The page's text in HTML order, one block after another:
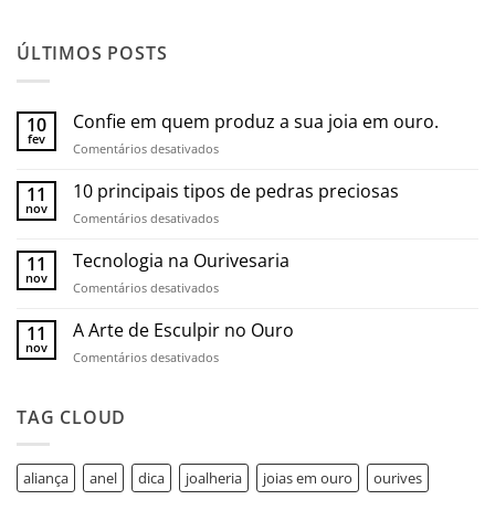
ÚLTIMOS POSTS
10
fev
Confie em quem produz a sua joia em ouro.
Comentários desativadosem
em
quem
produz
sua
em
11
nov
10 principais tipos de pedras preciosas
Comentários desativadosem
principais
tipos
de
preciosas
11
nov
Tecnologia na Ourivesaria
Comentários desativadosem
na
Ourivesaria
11
nov
A Arte de Esculpir no Ouro
Comentários desativadosem
Ouro
TAG CLOUD
aliança anel dica joalheria joias em ouro ourives